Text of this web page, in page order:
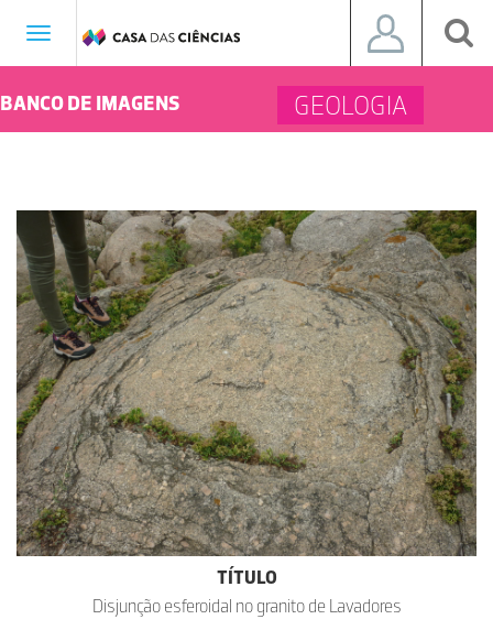
Toggle
BANCO DE IMAGENS GEOLOGIA
TÍTULO
Disjunção esferoidal no granito de Lavadores